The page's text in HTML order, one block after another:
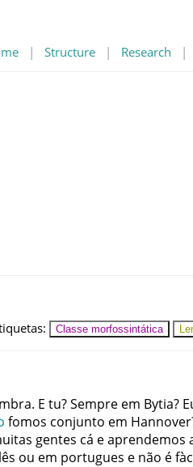
| Structure | Research |
: Classe morfossintática
. E tu?Sempre em Bytia?
fomos conjunto em Hannover
gentes cá eaprendemos
ou em portugues e não é